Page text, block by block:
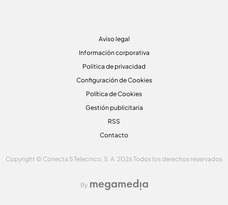
Aviso legal
Información corporativa
Politica de privacidad
Configuración de Cookies
Política de Cookies
Gestión publicitaria
RSS
Contacto
Copyright © Conecta 5 Telecinco, S. A. 2026 Todos los derechos reservados
By